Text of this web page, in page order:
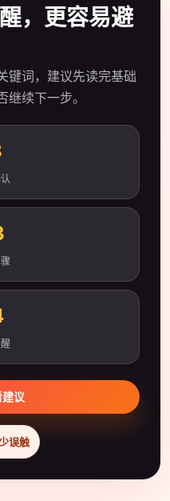
，更容易避
键词，建议先读完基础
续下一步。
建议
误触